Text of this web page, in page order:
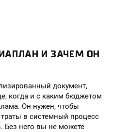
И ЗАЧЕМ ОН
документ,
когда и с каким бюджетом
Он нужен, чтобы
в системный процесс
Без него вы не можете